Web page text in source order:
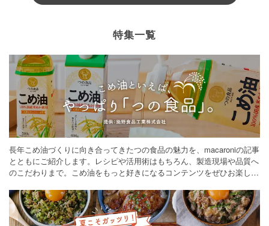
特集一覧
長年こめ油づくりに向き合ってきたつの食品の魅力を、macaroniの記事
とともにご紹介します。レシピや活用術はもちろん、製造現場や品質へ
のこだわりまで。こめ油をもっと好きになるコンテンツをぜひお楽しみ